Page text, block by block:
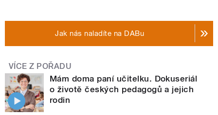
Jak nás naladíte na DABu
VÍCE Z POŘADU
Mám doma paní učitelku. Dokuseriál
o životě českých pedagogů a jejich
rodin